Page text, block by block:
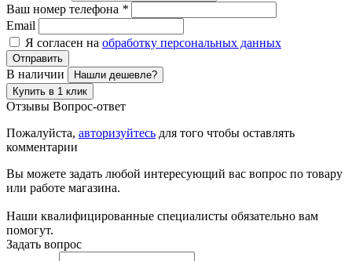
Ваш номер телефона *
Email
Я согласен на обработку персональных данных
Отправить
В наличии
Нашли дешевле?
Купить в 1 клик
Отзывы Вопрос-ответ
Пожалуйста, авторизуйтесь для того чтобы оставлять
комментарии
Вы можете задать любой интересующий вас вопрос по товару
или работе магазина.
Наши квалифицированные специалисты обязательно вам
помогут.
Задать вопрос